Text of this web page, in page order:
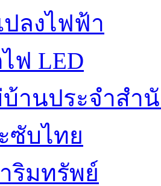
ลงไฟฟ้า
ฟ LED
านประจำสำ
ซับไทย
ริมทรัพย์